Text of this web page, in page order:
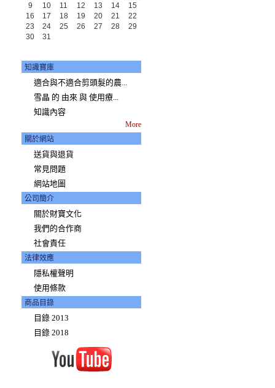
9
10 11 12 13 14
15
16
17 18 19 20 21
22
23
24 25 26 27 28
29
30
31
知識寶庫
適合與不適合剪頭髮的農...
雪晶 的 由來 與 使用療...
知識內容
More
關於網站
送貨與退貨
常見問題
網站地圖
公司簡介
關於財寶文化
我們的合作商
社會責任
法律效應
隱私權聲明
使用條款
商品目錄
目錄 2013
目錄 2018